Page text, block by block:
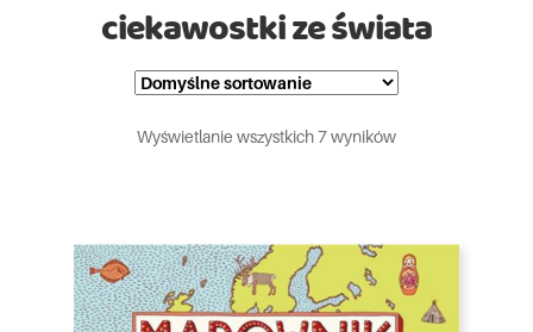
ciekawostki ze świata
Wyświetlanie wszystkich 7 wyników